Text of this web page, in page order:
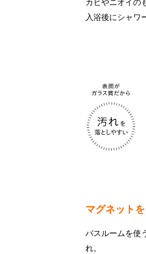
カビやニオイの
入浴後にシャワ
マグネット
バスルームを使
れ。